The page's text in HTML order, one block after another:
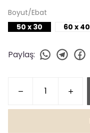
Boyut/Ebat
50 x 30
60 x 40
Paylaş: